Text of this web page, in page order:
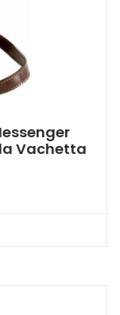
Vachetta